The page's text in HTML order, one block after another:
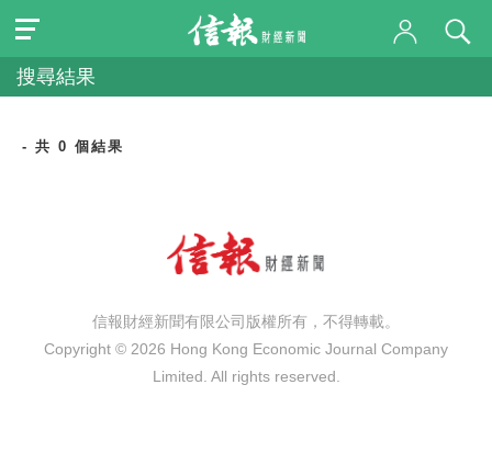
搜尋結果
- 共 0 個結果
信報財經新聞有限公司版權所有，不得轉載。
Copyright © 2026 Hong Kong Economic Journal Company
Limited. All rights reserved.